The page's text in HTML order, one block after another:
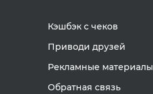
Кэшбэк с чеков
Приводи друзей
Рекламные материалы
Обратная связь